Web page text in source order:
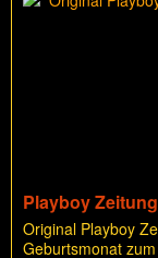
Playboy
Original Playboy
Geburtsmonat